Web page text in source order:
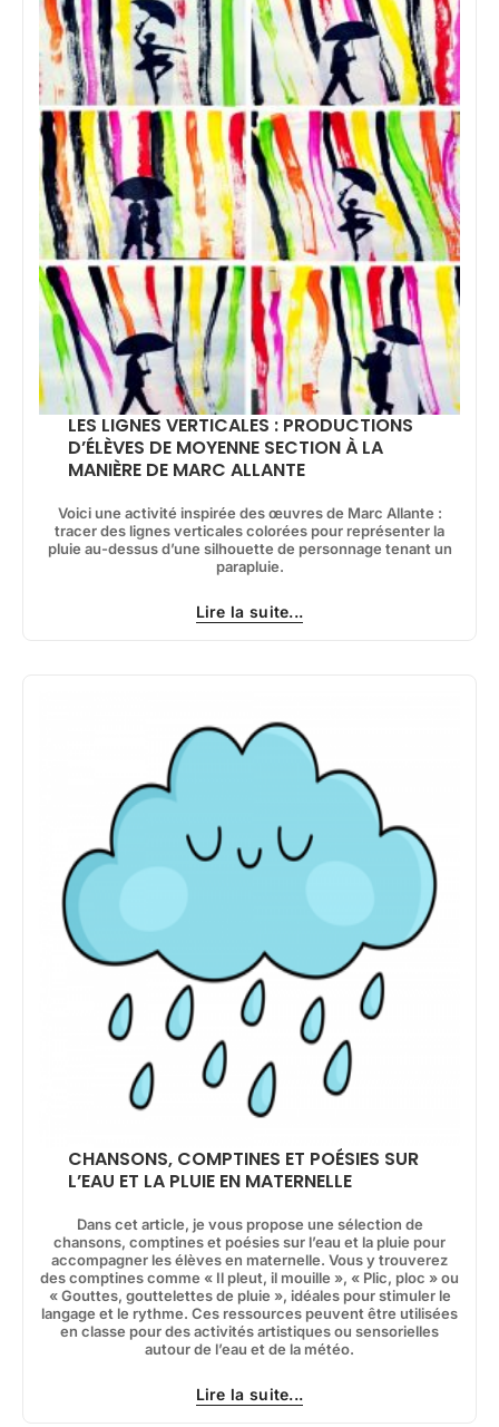
LES LIGNES VERTICALES : PRODUCTIONS
D’ÉLÈVES DE MOYENNE SECTION À LA
MANIÈRE DE MARC ALLANTE
Voici une activité inspirée des œuvres de Marc Allante :
tracer des lignes verticales colorées pour représenter la
pluie au-dessus d’une silhouette de personnage tenant un
parapluie.
Lire la suite...
CHANSONS, COMPTINES ET POÉSIES SUR
L’EAU ET LA PLUIE EN MATERNELLE
Dans cet article, je vous propose une sélection de
chansons, comptines et poésies sur l’eau et la pluie pour
accompagner les élèves en maternelle. Vous y trouverez
des comptines comme « Il pleut, il mouille », « Plic, ploc » ou
« Gouttes, gouttelettes de pluie », idéales pour stimuler le
langage et le rythme. Ces ressources peuvent être utilisées
en classe pour des activités artistiques ou sensorielles
autour de l’eau et de la météo.
Lire la suite...